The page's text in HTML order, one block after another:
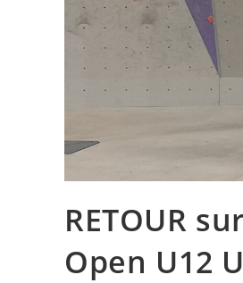
RETOUR
Open U12